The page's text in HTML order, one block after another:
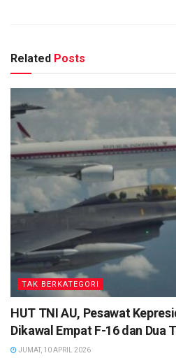
Related Posts
TAK BERKATEGORI
HUT TNI AU, Pesawat
Dikawal Empat F-16 dan Dua
JUMAT, 10 APRIL 2026